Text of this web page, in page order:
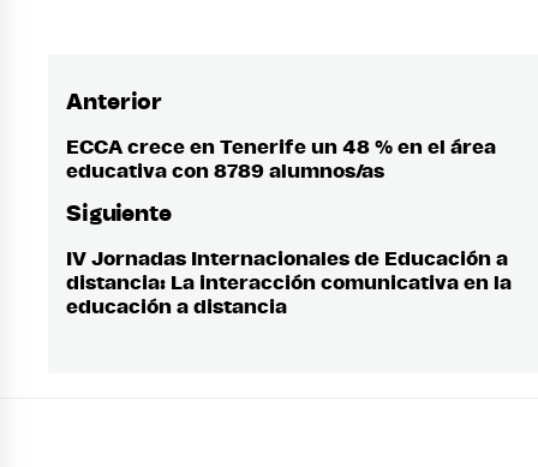
Navegación
de
Anterior
Entrada
anterior:
ECCA crece en Tenerife un 48 % en el área
educativa con 8789 alumnos/as
Siguiente
Entrada
siguiente:
IV Jornadas Internacionales de Educación a
distancia: La interacción comunicativa en la
educación a distancia